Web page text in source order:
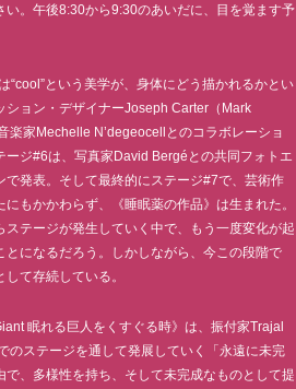
い。午後8:30から9:30のあいだに、目を覚ます予
“cool”という美学が、身体にどう描かれるかとい
ション・デザイナーJoseph Carter（Mark
楽家Mechelle N’degeocellとのコラボレーショ
ージ#6は、写真家David Bergéとの共同フォトエ
で発表。そして最終的にステージ#7で、芸術作
もかかわらず、《睡眠薬の作品》は生まれた。
ステージが発生していく中で、もう一度変化が起
とになるだろう。しかしながら、今この段階で
て存続している。
眠れる巨人をくすぐる時》は、振付家Trajal
のステージを通して発展していく「永遠に未完
で、多様性を持ち、そして未完成なものとして提